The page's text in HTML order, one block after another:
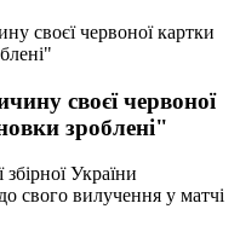
своєї червоної картки
своєї червоної
зроблені"
України
свого вилучення у матчі